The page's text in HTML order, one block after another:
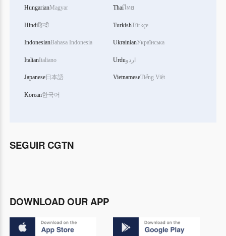
HungarianMagyar
Hindiहिन्दी
IndonesianBahasa Indonesia
ItalianItaliano
Japanese日本語
Korean한국어
Thaiไทย
TurkishTürkçe
UkrainianУкраїнська
Urduاردو
VietnameseTiếng Việt
SEGUIR CGTN
DOWNLOAD OUR APP